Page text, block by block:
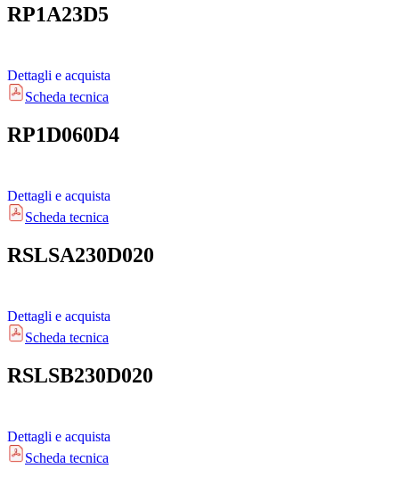
RP1A23D5
Dettagli e acquista
Scheda tecnica
RP1D060D4
Dettagli e acquista
Scheda tecnica
RSLSA230D020
Dettagli e acquista
Scheda tecnica
RSLSB230D020
Dettagli e acquista
Scheda tecnica